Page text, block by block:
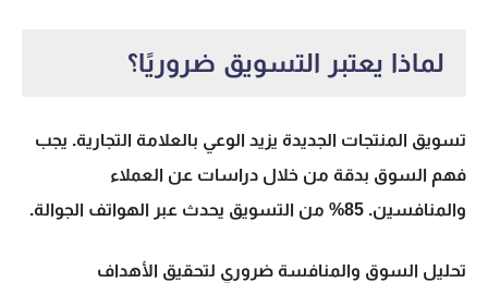
لماذا يعتبر التسويق ضروريًا؟
تسويق المنتجات الجديدة يزيد الوعي بالعلامة التجارية. يجب
فهم السوق بدقة من خلال دراسات عن العملاء
والمنافسين. 85% من التسويق يحدث عبر الهواتف الجوالة.
تحليل السوق والمنافسة ضروري لتحقيق الأهداف